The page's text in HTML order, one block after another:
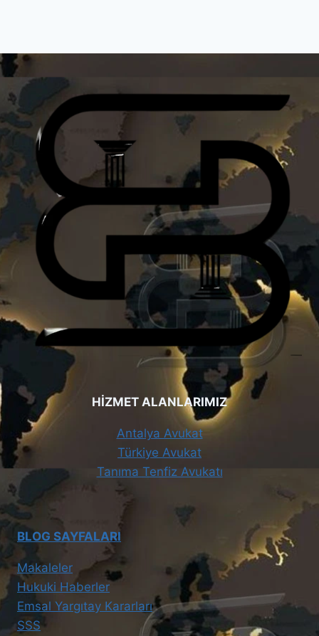
HİZMET ALANLARIMIZ
Antalya Avukat
Türkiye Avukat
Tanıma Tenfiz Avukatı
BLOG SAYFALARI
Makaleler
Hukuki Haberler
Emsal Yargıtay Kararları
SSS